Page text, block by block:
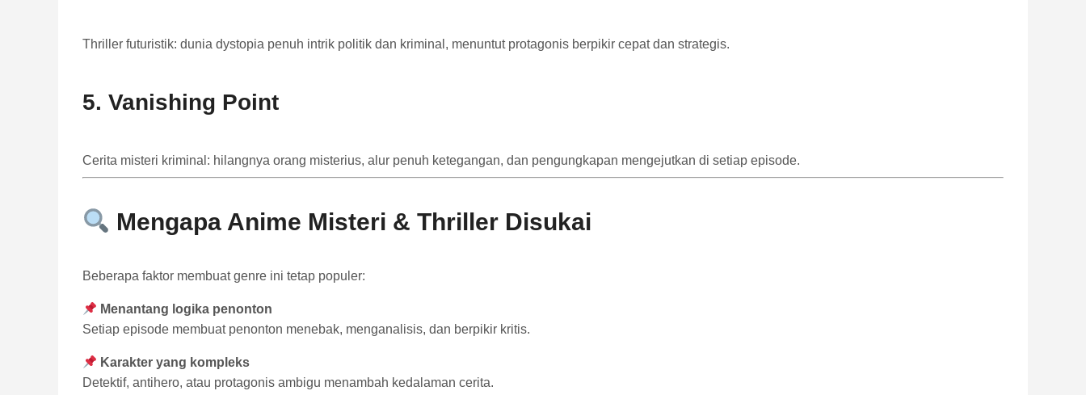
Thriller futuristik: dunia dystopia penuh intrik politik dan kriminal, menuntut protagonis berpikir cepat dan strategis.
5. Vanishing Point
Cerita misteri kriminal: hilangnya orang misterius, alur penuh ketegangan, dan pengungkapan mengejutkan di setiap episode.
Mengapa Anime Misteri & Thriller Disukai
Beberapa faktor membuat genre ini tetap populer:
Menantang logika penonton
Setiap episode membuat penonton menebak, menganalisis, dan berpikir kritis.
Karakter yang kompleks
Detektif, antihero, atau protagonis ambigu menambah kedalaman cerita.